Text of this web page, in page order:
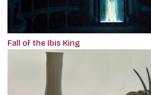
Fall of the Ibis King